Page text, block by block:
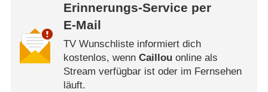
Erinnerungs-Service per
E-Mail
TV Wunschliste informiert dich
kostenlos, wenn Caillouonline als
Stream verfügbar ist oder im Fernsehen
läuft.